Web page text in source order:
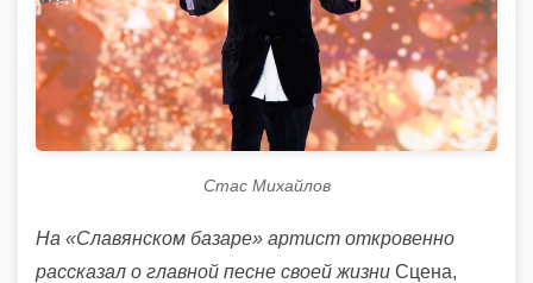
Стас Михайлов
На «Славянском базаре» артист откровенно
рассказал о главной песне своей жизни Сцена,